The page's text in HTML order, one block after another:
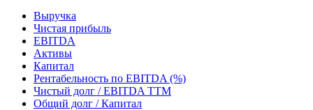
Выручка
Чистая прибыль
EBITDA
Активы
Капитал
Рентабельность по EBITDA (%)
Чистый долг / EBITDA TTM
Общий долг / Капитал